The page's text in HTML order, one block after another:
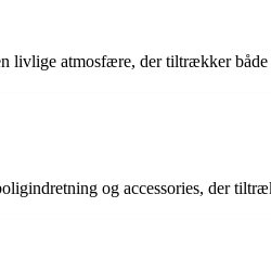
livlige atmosfære, der tiltrækker
og accessories, der